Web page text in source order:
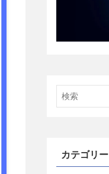
カテゴリー